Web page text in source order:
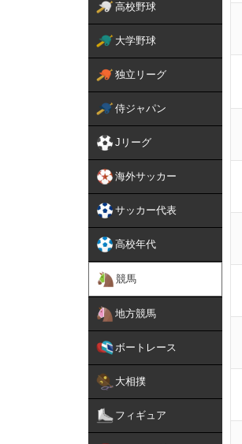
高校野球
大学野球
独立リーグ
侍ジャパン
Jリーグ
海外サッカー
サッカー代表
高校年代
競馬
地方競馬
ボートレース
大相撲
フィギュア